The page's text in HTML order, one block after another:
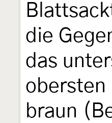
die
das
obersten
braun